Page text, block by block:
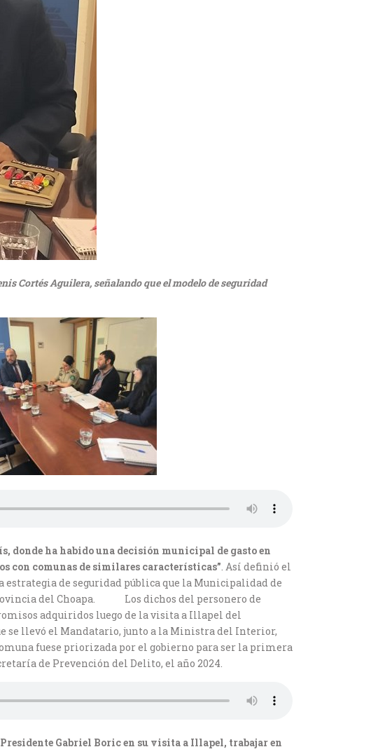
Cortés Aguilera, señalando que el modelo de seguridad
donde ha habido una decisión municipal de gasto en
con comunas de similares características”. Así definió el
de seguridad pública que la Municipalidad de
del Choapa. Los dichos del personero de
adquiridos luego de la visita a Illapel del
se llevó el Mandatario, junto a la Ministra del Interior,
fuese priorizada por el gobierno para ser la primera
de Prevención del Delito, el año 2024.
Gabriel Boric en su visita a Illapel, trabajar en